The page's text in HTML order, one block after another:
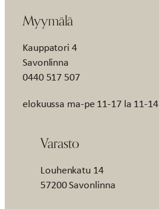
Myymälä
Kauppatori 4
Savonlinna
0440 517 507
elokuussa ma-pe 11-17 la 11-14
Varasto
Louhenkatu 14
57200 Savonlinna